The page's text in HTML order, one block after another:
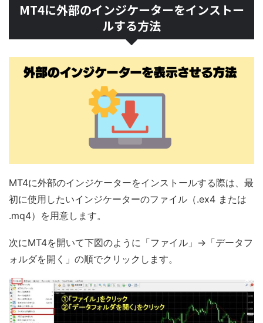
MT4に外部のインジケーターをインストー
ルする方法
MT4に外部のインジケーターをインストールする際は、最
初に使用したいインジケーターのファイル（.ex4 または
.mq4）を用意します。
次にMT4を開いて下図のように「ファイル」→「データフ
ォルダを開く」の順でクリックします。